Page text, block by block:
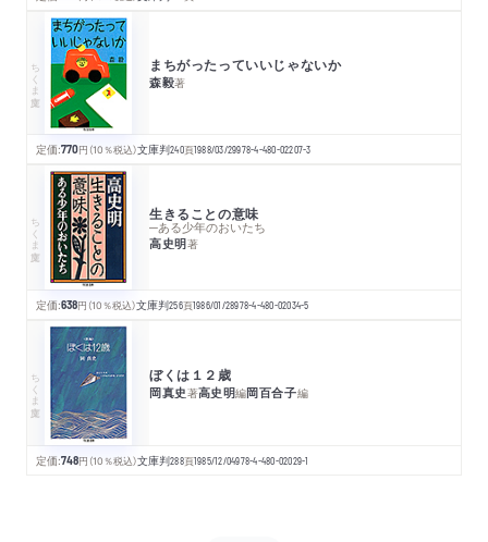
ちくま文庫 まちがったっていいじゃないか
森毅著
定価:770円 （10％税込）文庫判240頁1988/03/29978-4-480-02207-3
ちくま文庫 生きることの意味
─ある少年のおいたち
高史明著
定価:638円 （10％税込）文庫判256頁1986/01/28978-4-480-02034-5
ちくま文庫 ぼくは１２歳
岡真史著高史明編岡百合子編
定価:748円 （10％税込）文庫判288頁1985/12/04978-4-480-02029-1